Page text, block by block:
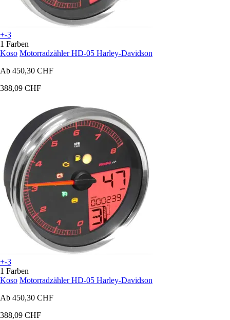
+-3
1 Farben
Koso Motorradzähler HD-05 Harley-Davidson
Ab 450,30 CHF
388,09 CHF
+-3
1 Farben
Koso Motorradzähler HD-05 Harley-Davidson
Ab 450,30 CHF
388,09 CHF